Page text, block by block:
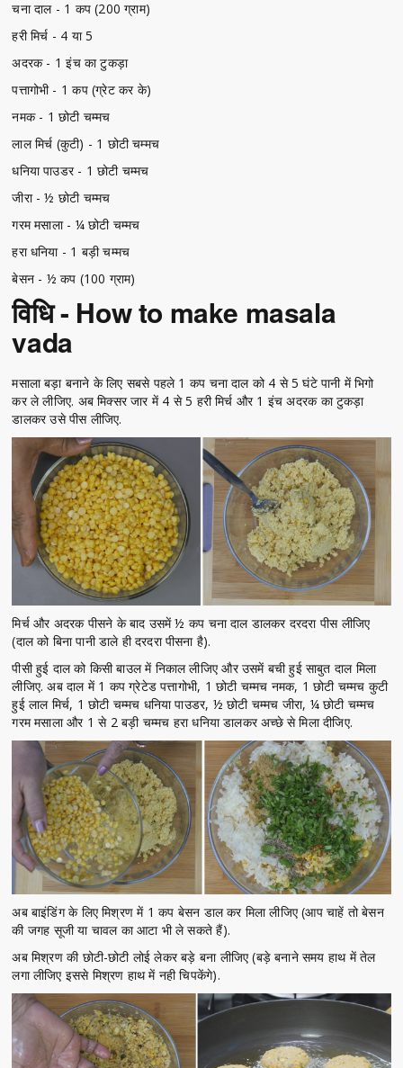
चना दाल - 1 कप (200 ग्राम)
हरी मिर्च - 4 या 5
अदरक - 1 इंच का टुकड़ा
पत्तागोभी - 1 कप (ग्रेट कर के)
नमक - 1 छोटी चम्मच
लाल मिर्च (कुटी) - 1 छोटी चम्मच
धनिया पाउडर - 1 छोटी चम्मच
जीरा - ½ छोटी चम्मच
गरम मसाला - ¼ छोटी चम्मच
हरा धनिया - 1 बड़ी चम्मच
बेसन - ½ कप (100 ग्राम)
विधि - How to make masala
vada
मसाला बड़ा बनाने के लिए सबसे पहले 1 कप चना दाल को 4 से 5 घंटे पानी में भिगो
कर ले लीजिए. अब मिक्सर जार में 4 से 5 हरी मिर्च और 1 इंच अदरक का टुकड़ा
डालकर उसे पीस लीजिए.
मिर्च और अदरक पीसने के बाद उसमें ½ कप चना दाल डालकर दरदरा पीस लीजिए
(दाल को बिना पानी डाले ही दरदरा पीसना है).
पीसी हुई दाल को किसी बाउल में निकाल लीजिए और उसमें बची हुई साबुत दाल मिला
लीजिए. अब दाल में 1 कप ग्रेटेड पत्तागोभी, 1 छोटी चम्मच नमक, 1 छोटी चम्मच कुटी
हुई लाल मिर्च, 1 छोटी चम्मच धनिया पाउडर, ½ छोटी चम्मच जीरा, ¼ छोटी चम्मच
गरम मसाला और 1 से 2 बड़ी चम्मच हरा धनिया डालकर अच्छे से मिला दीजिए.
अब बाइंडिंग के लिए मिश्रण में 1 कप बेसन डाल कर मिला लीजिए (आप चाहें तो बेसन
की जगह सूजी या चावल का आटा भी ले सकते हैं).
अब मिश्रण की छोटी-छोटी लोई लेकर बड़े बना लीजिए (बड़े बनाने समय हाथ में तेल
लगा लीजिए इससे मिश्रण हाथ में नही चिपकेंगे).